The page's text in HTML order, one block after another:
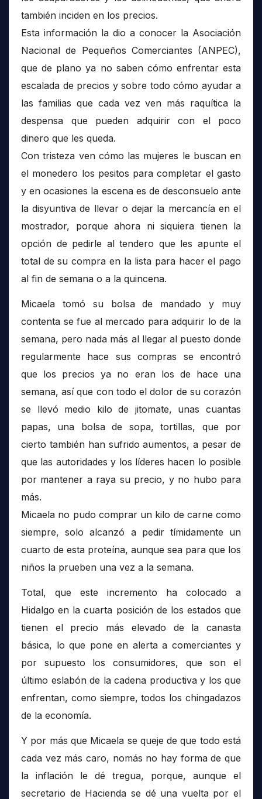
también inciden en los precios.
Esta información la dio a conocer la Asociación
Nacional de Pequeños Comerciantes (ANPEC),
que de plano ya no saben cómo enfrentar esta
escalada de precios y sobre todo cómo ayudar a
las familias que cada vez ven más raquítica la
despensa que pueden adquirir con el poco
dinero que les queda.
Con tristeza ven cómo las mujeres le buscan en
el monedero los pesitos para completar el gasto
y en ocasiones la escena es de desconsuelo ante
la disyuntiva de llevar o dejar la mercancía en el
mostrador, porque ahora ni siquiera tienen la
opción de pedirle al tendero que les apunte el
total de su compra en la lista para hacer el pago
al fin de semana o a la quincena.
Micaela tomó su bolsa de mandado y muy
contenta se fue al mercado para adquirir lo de la
semana, pero nada más al llegar al puesto donde
regularmente hace sus compras se encontró
que los precios ya no eran los de hace una
semana, así que con todo el dolor de su corazón
se llevó medio kilo de jitomate, unas cuantas
papas, una bolsa de sopa, tortillas, que por
cierto también han sufrido aumentos, a pesar de
que las autoridades y los líderes hacen lo posible
por mantener a raya su precio, y no hubo para
más.
Micaela no pudo comprar un kilo de carne como
siempre, solo alcanzó a pedir tímidamente un
cuarto de esta proteína, aunque sea para que los
niños la prueben una vez a la semana.
Total, que este incremento ha colocado a
Hidalgo en la cuarta posición de los estados que
tienen el precio más elevado de la canasta
básica, lo que pone en alerta a comerciantes y
por supuesto los consumidores, que son el
último eslabón de la cadena productiva y los que
enfrentan, como siempre, todos los chingadazos
de la economía.
Y por más que Micaela se queje de que todo está
cada vez más caro, nomás no hay forma de que
la inflación le dé tregua, porque, aunque el
secretario de Hacienda se dé una vuelta por el